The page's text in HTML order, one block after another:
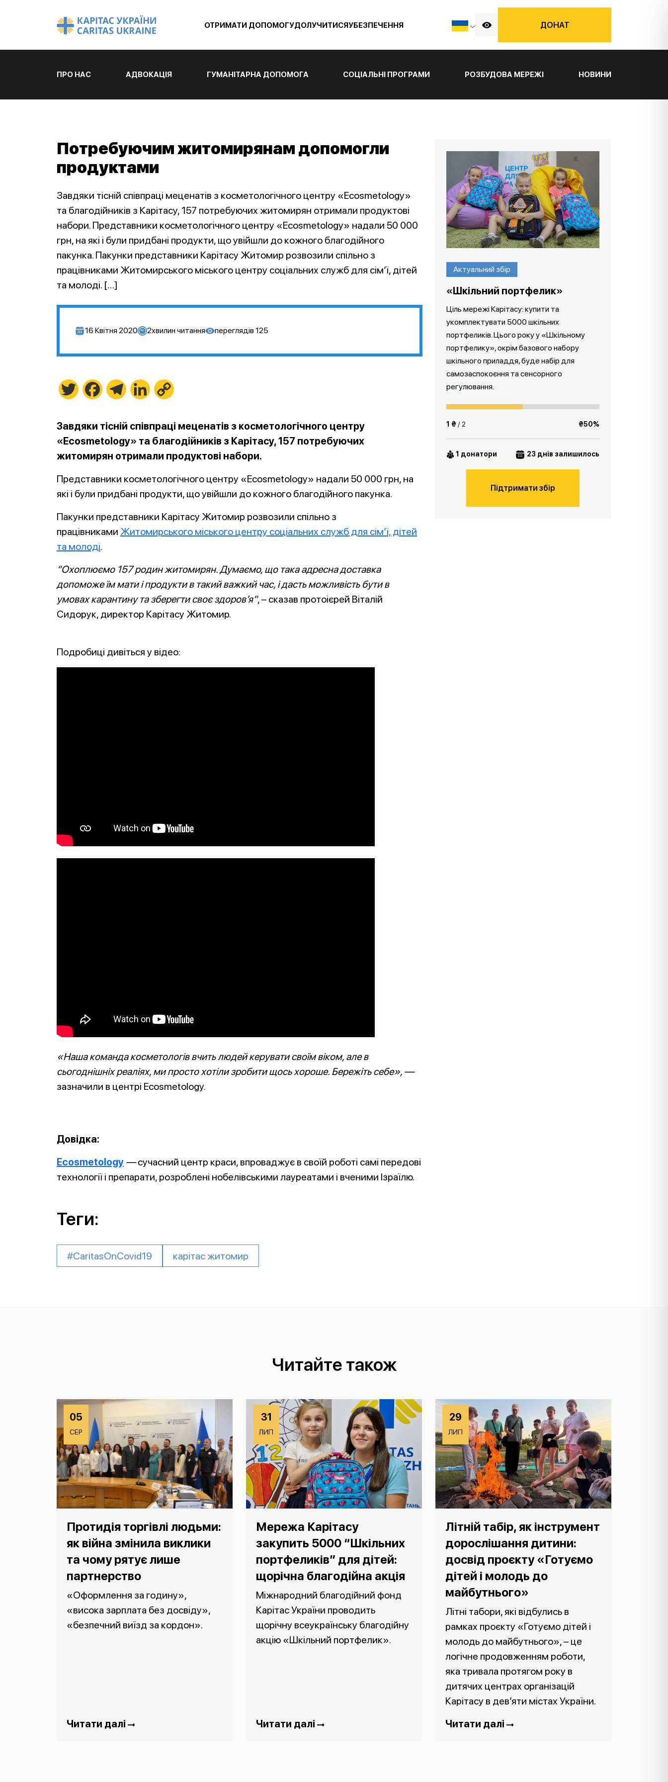
ОТРИМАТИ ДОПОМОГУДОЛУЧИТИСЯУБЕЗПЕЧЕННЯ ДОНАТ
ПРО НАС АДВОКАЦІЯ ГУМАНІТАРНА ДОПОМОГА СОЦІАЛЬНІ ПРОГРАМИ РОЗБУДОВА МЕРЕЖІ НОВИНИ
Потребуючим житомирянам допомогли
продуктами
Завдяки тісній співпраці меценатів з косметологічного центру «Ecosmetology»
та благодійників з Карітасу, 157 потребуючих житомирян отримали продуктові
набори. Представники косметологічного центру «Ecosmetology» надали 50 000
грн, на які і були придбані продукти, що увійшли до кожного благодійного
пакунка. Пакунки представники Карітасу Житомир розвозили спільно з
працівниками Житомирського міського центру соціальних служб для сім’ї, дітей
та молоді. […]
16 Квітня 2020 2хвилин читання переглядів 125
Twitter FacebookTelegramLinkedIn
Завдяки тісній співпраці меценатів з косметологічного центру
«Ecosmetology» та благодійників з Карітасу, 157 потребуючих
житомирян отримали продуктові набори.
Представники косметологічного центру «Ecosmetology» надали 50 000 грн, на
які і були придбані продукти, що увійшли до кожного благодійного пакунка.
Пакунки представники Карітасу Житомир розвозили спільно з
працівниками Житомирського міського центру соціальних служб для сім’ї, дітей
та молоді.
“Охоплюємо 157 родин житомирян. Думаємо, що така адресна доставка
допоможе їм мати і продукти в такий важкий час, і дасть можливість бути в
умовах карантину та зберегти своє здоров’я”, – сказав протоієрей Віталій
Сидорук, директор Карітасу Житомир.
Подробиці дивіться у відео:
«Наша команда косметологів вчить людей керувати своїм віком, але в
сьогоднішніх реаліях, ми просто хотіли зробити щось хороше. Бережіть себе», —
зазначили в центрі Ecosmetology.
Довідка:
Ecosmetology —сучасний центр краси, впроваджує в своїй роботі самі передові
технології і препарати, розроблені нобелівськими лауреатами і вченими Ізраїлю.
Теги:
#CaritasOnCovid19 карітас житомир
Актуальний збір
«Шкільний портфелик»
Ціль мережі Карітасу: купити та
укомплектувати 5000 шкільних
портфеликів. Цього року у «Шкільному
портфелику», окрім базового набору
шкільного приладдя, буде набір для
самозаспокоєння та сенсорного
регулювання.
1 ₴ / 2 ₴50%
1 донатори 23 днів залишилось
Підтримати збір
Читайте також
05
СЕР
Протидія торгівлі людьми:
як війна змінила виклики
та чому рятує лише
партнерство
«Оформлення за годину»,
«висока зарплата без досвіду»,
«безпечний виїзд за кордон».
Читати далі
31
ЛИП
Мережа Карітасу
закупить 5000 “Шкільних
портфеликів” для дітей:
щорічна благодійна акція
Міжнародний благодійний фонд
Карітас України проводить
щорічну всеукраїнську благодійну
акцію «Шкільний портфелик».
Читати далі
29
ЛИП
Літній табір, як інструмент
дорослішання дитини:
досвід проєкту «Готуємо
дітей і молодь до
майбутнього»
Літні табори, які відбулись в
рамках проєкту «Готуємо дітей і
молодь до майбутнього», – це
логічне продовженням роботи,
яка тривала протягом року в
дитячих центрах організацій
Карітасу в дев’яти містах України.
Читати далі